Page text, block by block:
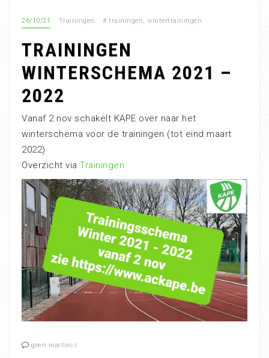
26/10/21 Trainingen # trainingen, wintertrainingen
TRAININGEN
WINTERSCHEMA 2021 –
2022
Vanaf 2 nov schakelt KAPE over naar het
winterschema voor de trainingen (tot eind maart
2022)
Overzicht via Trainingen
geen reactiess